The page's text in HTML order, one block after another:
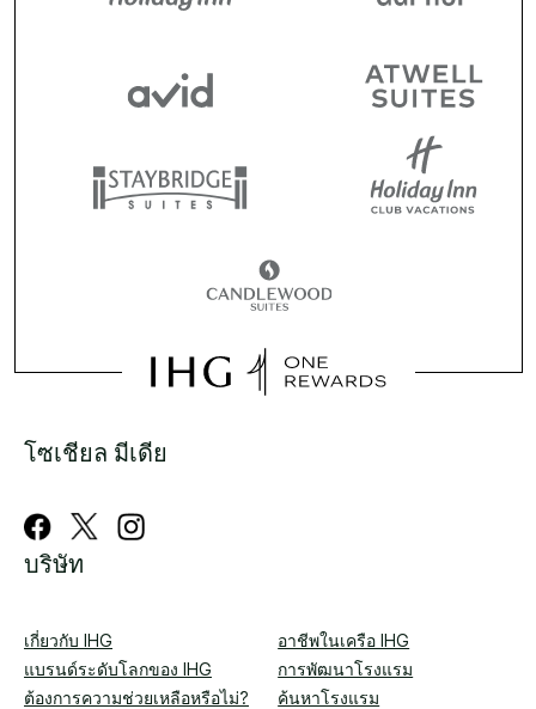
โซเชียล มีเดีย
บริษัท
เกี่ยวกับ IHG
อาชีพในเครือ IHG
แบรนด์ระดับโลกของ IHG
การพัฒนาโรงแรม
ต้องการความช่วยเหลือหรือไม่?
ค้นหาโรงแรม